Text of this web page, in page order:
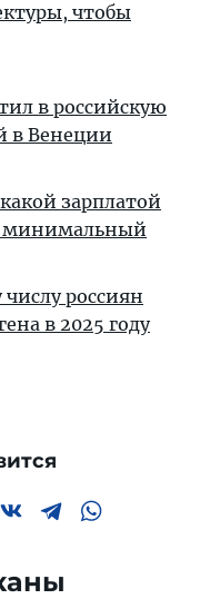
чтобы
в российскую
в Венеции
зарплатой
минимальный
россиян
в 2025 году